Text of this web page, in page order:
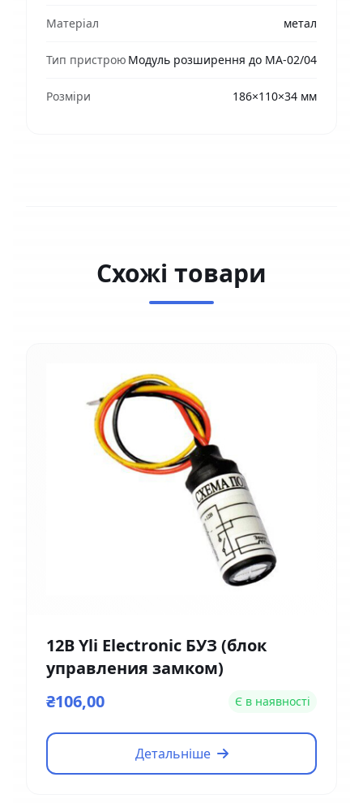
Матеріал метал
Тип пристрою Модуль розширення до MA-02/04
Розміри 186×110×34 мм
Схожі товари
12В Yli Electronic БУЗ (блок
управления замком)
₴106,00
Є в наявності
Детальніше